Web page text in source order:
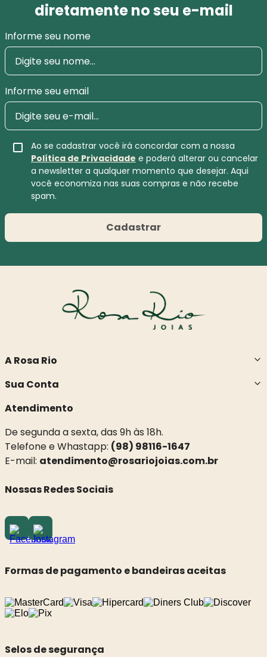
diretamente no seu e-mail
Informe seu nome
Informe seu email
Ao se cadastrar você irá concordar com a nossa
Política de Privacidade e poderá alterar ou cancelar
a newsletter a qualquer momento que desejar. Aqui
você economiza nas suas compras e não recebe
spam.
Cadastrar
A Rosa Rio
Sua Conta
Atendimento
De segunda a sexta, das 9h às 18h.
Telefone e Whastapp: (98) 98116-1647
E-mail: atendimento@rosariojoias.com.br
Nossas Redes Sociais
Formas de pagamento e bandeiras aceitas
Selos de segurança